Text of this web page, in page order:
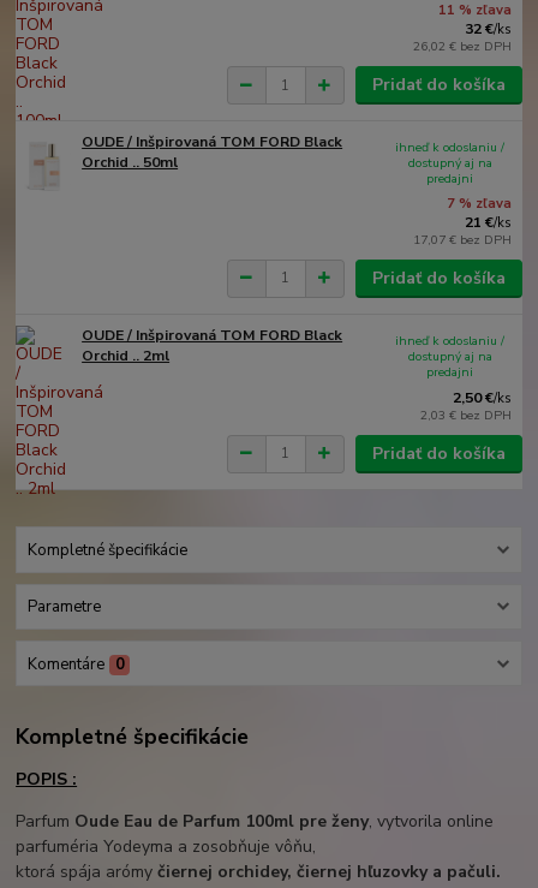
11 % zľava
32 €/ks
26,02 € bez DPH
Pridať do košíka
OUDE / Inšpirovaná TOM FORD Black
Orchid .. 50ml
7 % zľava
21 €/ks
17,07 € bez DPH
ihneď k odoslaniu /
dostupný aj na
predajni
Pridať do košíka
OUDE / Inšpirovaná TOM FORD Black
Orchid .. 2ml
2,50 €/ks
2,03 € bez DPH
ihneď k odoslaniu /
dostupný aj na
predajni
Pridať do košíka
Kompletné špecifikácie
Parametre
Komentáre 0
Kompletné špecifikácie
POPIS :
Parfum Oude Eau de Parfum 100ml pre ženy, vytvorila online
parfuméria Yodeyma a zosobňuje vôňu,
ktorá spája arómyčiernej orchidey, čiernej hľuzovky a pačuli.